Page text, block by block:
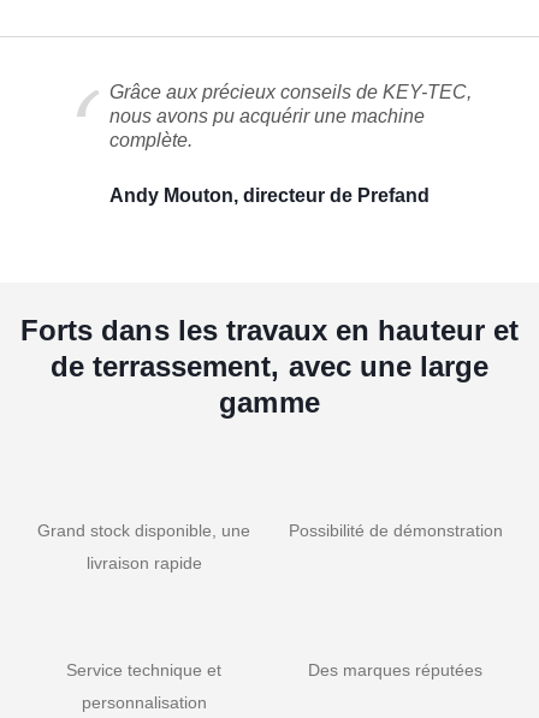
Grâce aux précieux conseils de KEY-TEC,
nous avons pu acquérir une machine
complète.
Andy Mouton, directeur de Prefand
Forts dans les travaux en hauteur et
de terrassement, avec une large
gamme
Grand stock disponible, une
livraison rapide
Possibilité de démonstration
Service technique et
personnalisation
Des marques réputées